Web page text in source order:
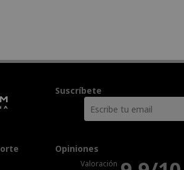
Suscríbete
Opiniones
Valoración